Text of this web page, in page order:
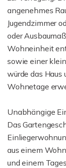
angenehmes
Jugendzimmer
oder
Wohneinheit
sowie einer
würde das
Wohnetage
Unabhängige
Das
aus einem
und einem